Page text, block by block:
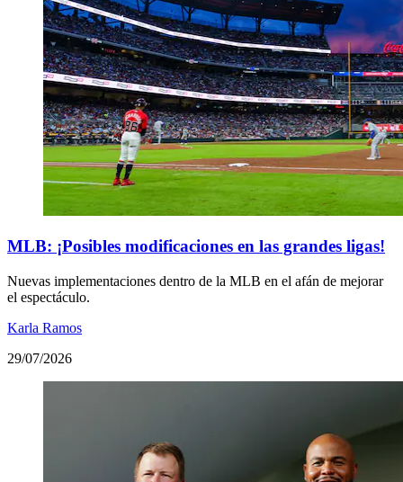
MLB: ¡Posibles modificaciones en las grandes ligas!
Nuevas implementaciones dentro de la MLB en el afán de mejorar
el espectáculo.
Karla Ramos
29/07/2026